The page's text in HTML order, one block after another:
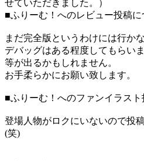
せていただきました。）
■ふりーむ！へのレビュー投稿に
まだ完全版というわけには行かな
デバッグはある程度してもらい
等が出るかもしれません。
お手柔らかにお願い致します。
■ふりーむ！へのファンイラスト
登場人物がロクにいないので投
(笑)